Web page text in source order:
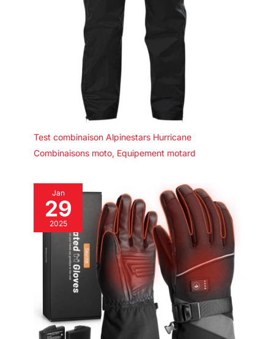
Test combinaison Alpinestars Hurricane
Combinaisons moto, Equipement motard
Jan
29
2025